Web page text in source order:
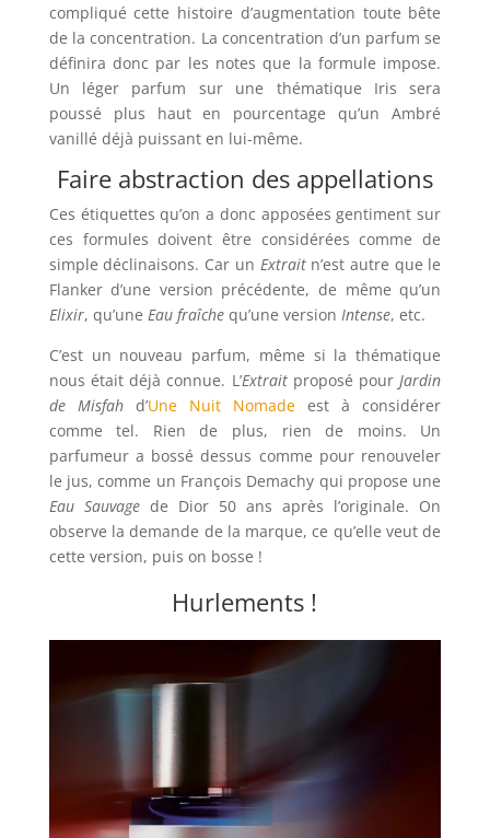
compliqué cette histoire d’augmentation toute bête
de la concentration. La concentration d’un parfum se
définira donc par les notes que la formule impose.
Un léger parfum sur une thématique Iris sera
poussé plus haut en pourcentage qu’un Ambré
vanillé déjà puissant en lui-même.
Faire abstraction des appellations
Ces étiquettes qu’on a donc apposées gentiment sur
ces formules doivent être considérées comme de
simple déclinaisons. Car un Extraitn’est autre que le
Flanker d’une version précédente, de même qu’un
Elixir, qu’une Eau fraîchequ’une version Intense, etc.
C’est un nouveau parfum, même si la thématique
nous était déjà connue. L’Extraitproposé pourJardin
de Misfahd’Une Nuit Nomade est à considérer
comme tel. Rien de plus, rien de moins. Un
parfumeur a bossé dessus comme pour renouveler
le jus, comme un François Demachy qui propose une
Eau Sauvagede Dior 50 ans après l’originale. On
observe la demande de la marque, ce qu’elle veut de
cette version, puis on bosse !
Hurlements !